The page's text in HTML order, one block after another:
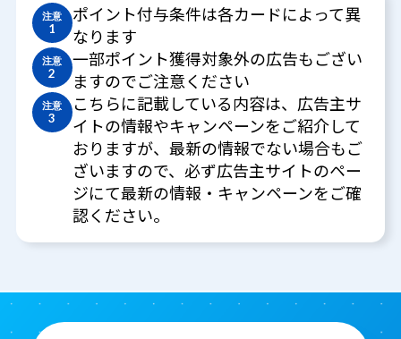
注意
1
ポイント付与条件は各カードによって異
なります
注意
2
一部ポイント獲得対象外の広告もござい
ますのでご注意ください
注意
3
こちらに記載している内容は、広告主サ
イトの情報やキャンペーンをご紹介して
おりますが、最新の情報でない場合もご
ざいますので、必ず広告主サイトのペー
ジにて最新の情報・キャンペーンをご確
認ください。